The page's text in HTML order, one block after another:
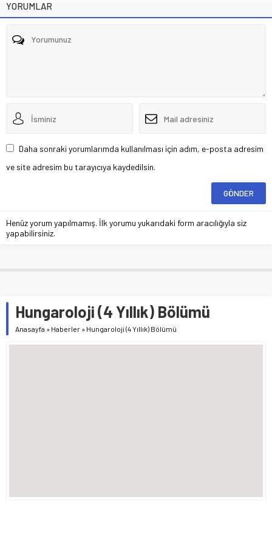
YORUMLAR
Daha sonraki yorumlarımda kullanılması için adım, e-posta adresim
ve site adresim bu tarayıcıya kaydedilsin.
Henüz yorum yapılmamış. İlk yorumu yukarıdaki form aracılığıyla siz
yapabilirsiniz.
Hungaroloji (4 Yıllık) Bölümü
Anasayfa » Haberler » Hungaroloji (4 Yıllık) Bölümü